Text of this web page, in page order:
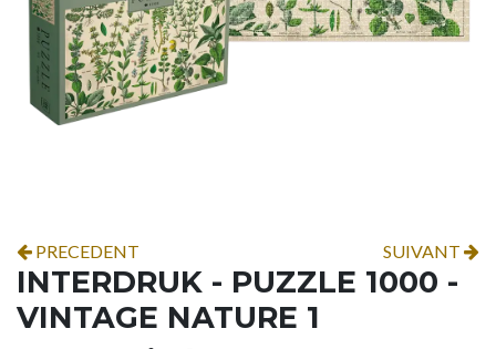
PRECEDENT SUIVANT
INTERDRUK - PUZZLE 1000 -
VINTAGE NATURE 1